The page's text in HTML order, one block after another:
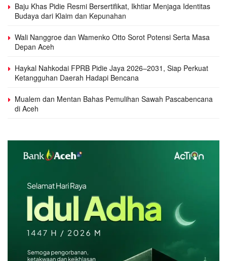
Baju Khas Pidie Resmi Bersertifikat, Ikhtiar Menjaga Identitas
Budaya dari Klaim dan Kepunahan
Wali Nanggroe dan Wamenko Otto Sorot Potensi Serta Masa
Depan Aceh
Haykal Nahkodai FPRB Pidie Jaya 2026–2031, Siap Perkuat
Ketangguhan Daerah Hadapi Bencana
Mualem dan Mentan Bahas Pemulihan Sawah Pascabencana
di Aceh